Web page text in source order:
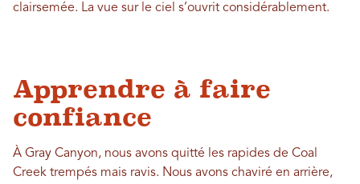
clairsemée. La vue sur le ciel s’ouvrit considérablement.
Apprendre à faire
confiance
À Gray Canyon, nous avons quitté les rapides de Coal
Creek trempés mais ravis. Nous avons chaviré en arrière,